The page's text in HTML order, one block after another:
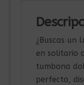
¿Buscas un
en solitario
tumbona
perfecta,